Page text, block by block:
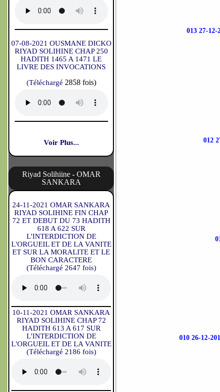
07-08-2021 OUSMANE DICKO
RIYAD SOLIHINE CHAP 250
HADITH 1465 A 1471 LE
LIVRE DES INVOCATIONS
(Téléchargé 2858 fois)
Voir Plus...
Riyad Solihiine - OMAR
SANKARA
24-11-2021 OMAR SANKARA
RIYAD SOLIHINE FIN CHAP
72 ET DEBUT DU 73 HADITH
618 A 622 SUR
L'INTERDICTION DE
L'ORGUEIL ET DE LA VANITE
ET SUR LA MORALITE ET LE
BON CARACTERE
(Téléchargé 2647 fois)
10-11-2021 OMAR SANKARA
RIYAD SOLIHINE CHAP 72
HADITH 613 A 617 SUR
L'INTERDICTION DE
L'ORGUEIL ET DE LA VANITE
(Téléchargé 2186 fois)
013 27-
012
010 26-12-